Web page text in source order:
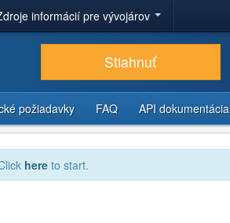
informácií pre vývojárov
Stiahnuť
požiadavky FAQ API dokumentácia
here to start.